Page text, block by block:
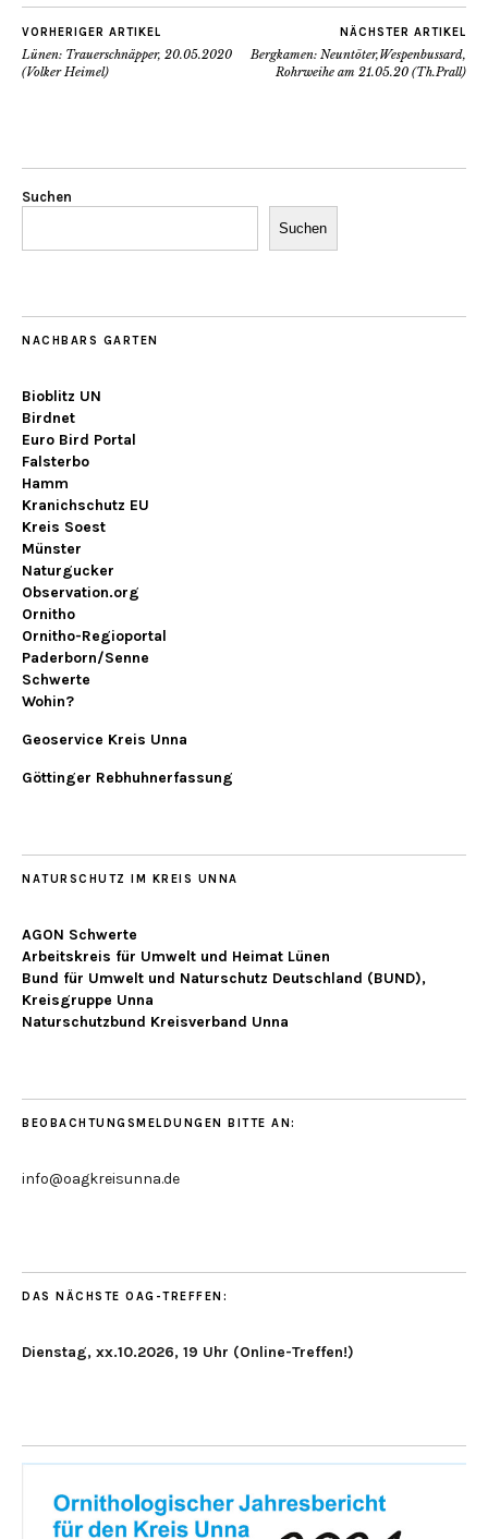
VORHERIGER ARTIKEL
Lünen: Trauerschnäpper, 20.05.2020
(Volker Heimel)
NÄCHSTER ARTIKEL
Bergkamen: Neuntöter,Wespenbussard,
Rohrweihe am 21.05.20 (Th.Prall)
Suchen
Suchen
NACHBARS GARTEN
Bioblitz UN
Birdnet
Euro Bird Portal
Falsterbo
Hamm
Kranichschutz EU
Kreis Soest
Münster
Naturgucker
Observation.org
Ornitho
Ornitho-Regioportal
Paderborn/Senne
Schwerte
Wohin?
Geoservice Kreis Unna
Göttinger Rebhuhnerfassung
NATURSCHUTZ IM KREIS UNNA
AGON Schwerte
Arbeitskreis für Umwelt und Heimat Lünen
Bund für Umwelt und Naturschutz Deutschland (BUND),
Kreisgruppe Unna
Naturschutzbund Kreisverband Unna
BEOBACHTUNGSMELDUNGEN BITTE AN:
info@oagkreisunna.de
DAS NÄCHSTE OAG-TREFFEN:
Dienstag, xx.10.2026, 19 Uhr (Online-Treffen!)